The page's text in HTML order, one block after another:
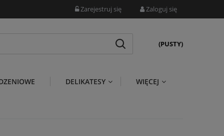
Zarejestruj się Zaloguj się
(PUSTY)
DELIKATESY WIĘCEJ